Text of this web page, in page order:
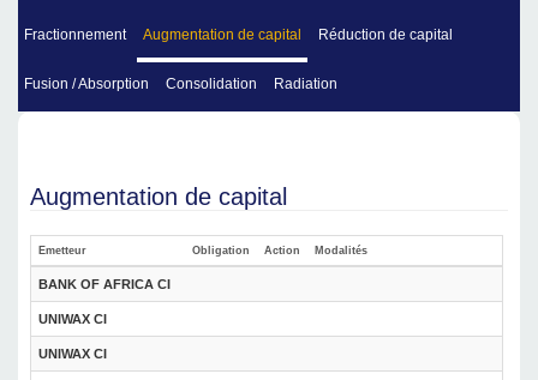
Fractionnement Augmentation de capital Réduction de capital
Fusion / Absorption Consolidation Radiation
Augmentation de capital
Emetteur Obligation Action Modalités
BANK OF AFRICA CI
UNIWAX CI
UNIWAX CI